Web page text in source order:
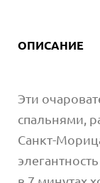
ОПИСАНИЕ
Эти
спальнями,
Санкт-